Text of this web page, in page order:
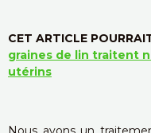
CET ARTICLE
graines de lin traitent
utérins